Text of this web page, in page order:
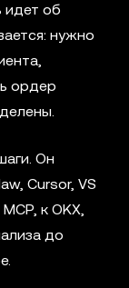
идет об
нужно
ордер
Он
Cursor, VS
к OKX,
до